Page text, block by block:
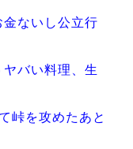
ないし公立行
ヤバい料理、生
峠を攻めたあと